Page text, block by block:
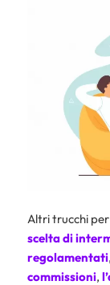
Altri trucchi per
scelta di
regolamentati,
commissioni,